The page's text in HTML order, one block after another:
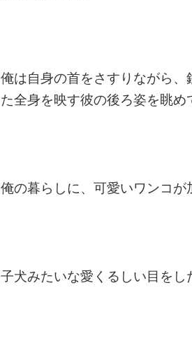
俺は自身の首をさすりながら
た全身を映す彼の後ろ姿を眺め
俺の暮らしに、可愛いワンコが
子犬みたいな愛くるしい目をし